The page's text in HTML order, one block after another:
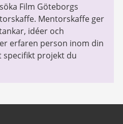
Film Göteborgs
Mentorskaffe ger
idéer och
erfaren person inom din
specifikt projekt du